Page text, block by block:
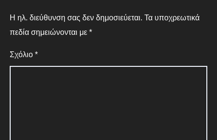
Η ηλ. διεύθυνση σας δεν δημοσιεύεται. Τα υποχρεωτικά
πεδία σημειώνονται με *
Σχόλιο *